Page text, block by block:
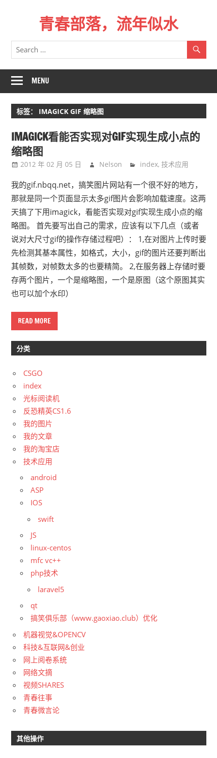
青春部落，流年似水
青
春
一
场
远
行，
记
不
起
来
时
的
路。
MENU
标签： IMAGICK GIF 缩略图
IMAGICK看能否实现对GIF实现生成小点的
缩略图
2012 年 02 月 05 日 Nelson index,技术应用
我的gif.nbqq.net，搞笑图片网站有一个很不好的地方，
那就是同一个页面显示太多gif图片会影响加载速度。这两
天搞了下用imagick，看能否实现对gif实现生成小点的缩
略图。 首先要写出自己的需求，应该有以下几点（或者
说对大尺寸gif的操作存储过程吧）： 1,在对图片上传时要
先检测其基本属性，如格式，大小，gif的图片还要判断出
其帧数，对帧数太多的也要精简。 2,在服务器上存储时要
存两个图片，一个是缩略图，一个是原图（这个原图其实
也可以加个水印）
READ MORE
分类
CSGO
index
光标阅读机
反恐精英CS1.6
我的图片
我的文章
我的淘宝店
技术应用
android
ASP
IOS
swift
JS
linux-centos
mfc vc++
php技术
laravel5
qt
搞笑俱乐部（www.gaoxiao.club）优化
机器视觉&OPENCV
科技&互联网&创业
网上阅卷系统
网络文摘
视频SHARES
青春往事
青春微言论
其他操作